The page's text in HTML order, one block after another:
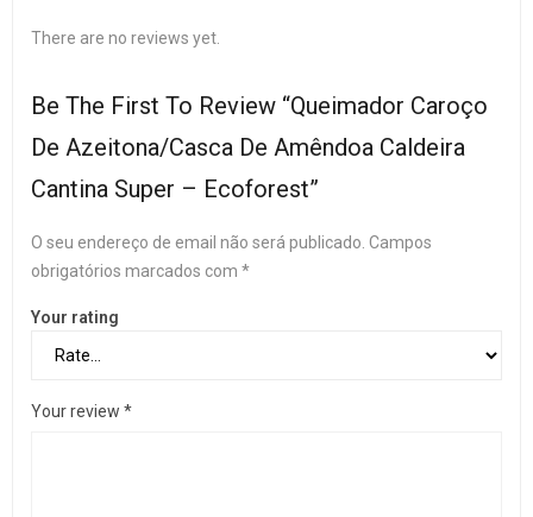
There are no reviews yet.
Be The First To Review “Queimador Caroço
De Azeitona/Casca De Amêndoa Caldeira
Cantina Super – Ecoforest”
O seu endereço de email não será publicado. Campos
obrigatórios marcados com *
Your rating
Your review *